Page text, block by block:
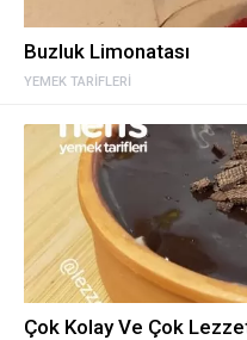
YEMEK TARIFLERI
Buzluk Limonatası
Çok Kolay Ve Çok